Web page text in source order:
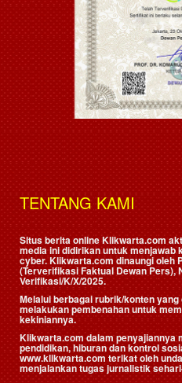
TENTANG KAMI
Situs berita online Klikwarta.com
media ini didirikan untuk menjawab
cyber. Klikwarta.com dinaungi oleh
(Terverifikasi Faktual Dewan Pers),
Verifikasi/K/X/2025.
Melalui berbagai rubrik/konten
melakukan pembenahan untuk
kekiniannya.
Klikwarta.com dalam penyajiannya
pendidikan, hiburan dan kontrol
www.klikwarta.com terikat oleh
menjalankan tugas jurnalistik